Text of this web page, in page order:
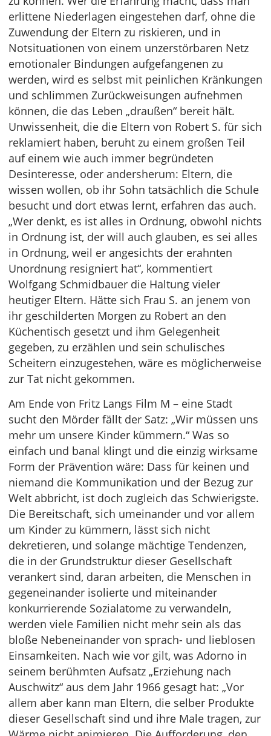
erlittene Niederlagen eingestehen darf, ohne die
Zuwendung der Eltern zu riskieren, und in
Notsituationen von einem unzerstörbaren Netz
emotionaler Bindungen aufgefangenen zu
werden, wird es selbst mit peinlichen Kränkungen
und schlimmen Zurückweisungen aufnehmen
können, die das Leben „draußen“ bereit hält.
Unwissenheit, die die Eltern von Robert S. für sich
reklamiert haben, beruht zu einem großen Teil
auf einem wie auch immer begründeten
Desinteresse, oder andersherum: Eltern, die
wissen wollen, ob ihr Sohn tatsächlich die Schule
besucht und dort etwas lernt, erfahren das auch.
„Wer denkt, es ist alles in Ordnung, obwohl nichts
in Ordnung ist, der will auch glauben, es sei alles
in Ordnung, weil er angesichts der erahnten
Unordnung resigniert hat“, kommentiert
Wolfgang Schmidbauer die Haltung vieler
heutiger Eltern. Hätte sich Frau S. an jenem von
ihr geschilderten Morgen zu Robert an den
Küchentisch gesetzt und ihm Gelegenheit
gegeben, zu erzählen und sein schulisches
Scheitern einzugestehen, wäre es möglicherweise
zur Tat nicht gekommen.
Am Ende von Fritz Langs Film M – eine Stadt
sucht den Mörder fällt der Satz: „Wir müssen uns
mehr um unsere Kinder kümmern.“ Was so
einfach und banal klingt und die einzig wirksame
Form der Prävention wäre: Dass für keinen und
niemand die Kommunikation und der Bezug zur
Welt abbricht, ist doch zugleich das Schwierigste.
Die Bereitschaft, sich umeinander und vor allem
um Kinder zu kümmern, lässt sich nicht
dekretieren, und solange mächtige Tendenzen,
die in der Grundstruktur dieser Gesellschaft
verankert sind, daran arbeiten, die Menschen in
gegeneinander isolierte und miteinander
konkurrierende Sozialatome zu verwandeln,
werden viele Familien nicht mehr sein als das
bloße Nebeneinander von sprach- und lieblosen
Einsamkeiten. Nach wie vor gilt, was Adorno in
seinem berühmten Aufsatz „Erziehung nach
Auschwitz“ aus dem Jahr 1966 gesagt hat: „Vor
allem aber kann man Eltern, die selber Produkte
dieser Gesellschaft sind und ihre Male tragen, zur